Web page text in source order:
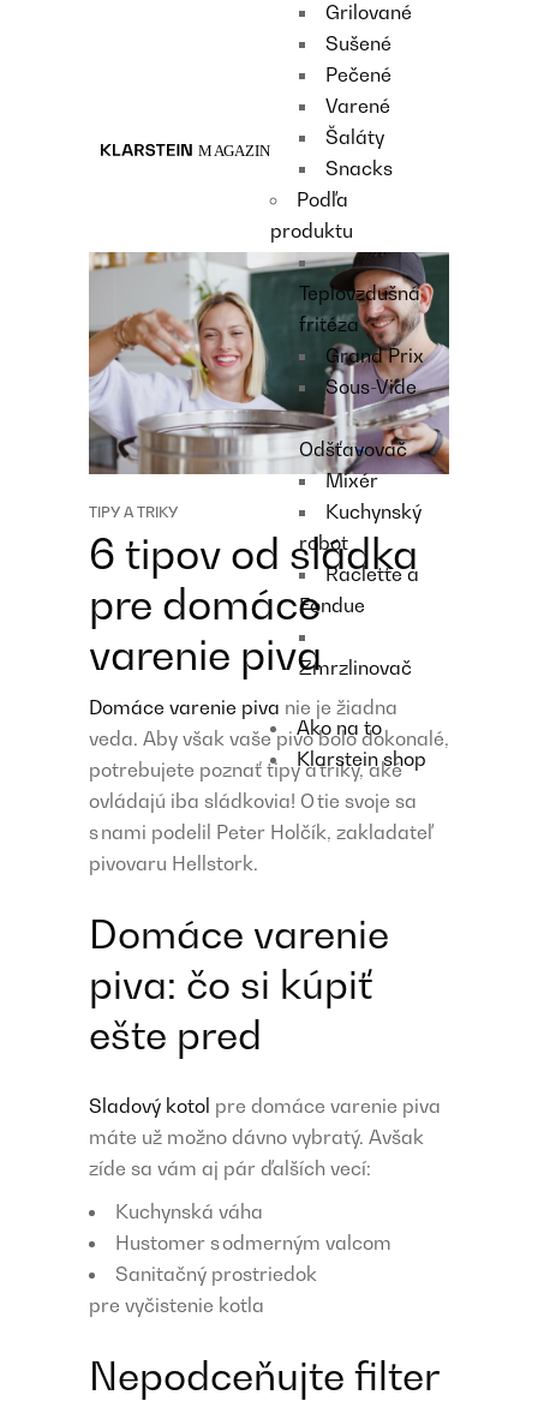
Grilované
Sušené
Pečené
Varené
Šaláty
Snacks
Podľa
produktu
Teplovzdušná
fritéza
Grand Prix
Sous-Vide
Odšťavovač
Mixér
Kuchynský
robot
Raclette a
Fondue
Zmrzlinovač
Ako na to
Klarstein shop
TIPY A TRIKY
6 tipov od sládka
pre domáce
varenie piva
Domáce varenie piva nie je žiadna
veda. Aby však vaše pivo bolo dokonalé,
potrebujete poznať tipy a triky, aké
ovládajú iba sládkovia! O tie svoje sa
s nami podelil Peter Holčík, zakladateľ
pivovaru Hellstork.
Domáce varenie
piva: čo si kúpiť
ešte pred
Sladový kotol pre domáce varenie piva
máte už možno dávno vybratý. Avšak
zíde sa vám aj pár ďalších vecí:
Kuchynská váha
Hustomer s odmerným valcom
Sanitačný prostriedok
pre vyčistenie kotla
Nepodceňujte filter